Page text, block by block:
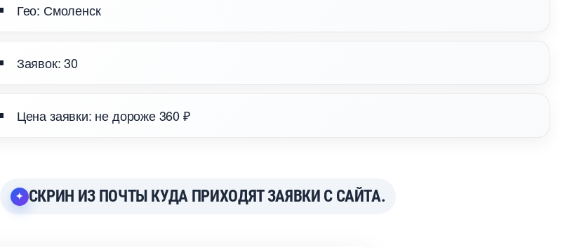
Гео: Смоленск
Заявок: 30
Цена заявки: не дороже 360 ₽
СКРИН ИЗ ПОЧТЫ КУДА ПРИХОДЯТ ЗАЯВКИ С САЙТА.